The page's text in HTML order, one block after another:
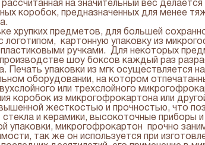
на значительный вес делается
коробок, предназначенных для менее
хрупких предметов, для большей
картонную упаковку из
ручками. Для некоторых
шоу боксов каждый раз
Печать упаковки из мгк осуществляется
оборудовании, на котором
или трехслойного
коробок из микрогофрокартона или
жесткостью и прочностью, что
стекла и керамики, высокоточные приборы
упаковки, микрогофрокартон прочно
так же он используется при